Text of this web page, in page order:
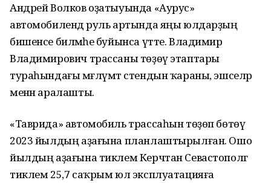
Андрей Волков оҙатыуында «Аурус»
автомобилендә руль артында яңы юлдарҙың
бишенсе биләмәһе буйынса үтте. Владимир
Владимирович трассаны төҙөү этаптары
тураһындағы мәғлүмәт стендын ҡараны, эшселәр
менән аралашты.
«Таврида» автомобиль трассаһын төҙөп бөтөү
2023 йылдың аҙағына планлаштырылған. Ошо
йылдың аҙағына тиклем Керчтан Севастополгә
тиклем 25,7 саҡрым юл эксплуатацияға